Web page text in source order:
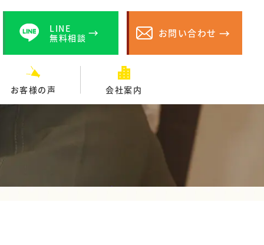
LINE
無料相談
お問い合わせ
お客様の声 会社案内